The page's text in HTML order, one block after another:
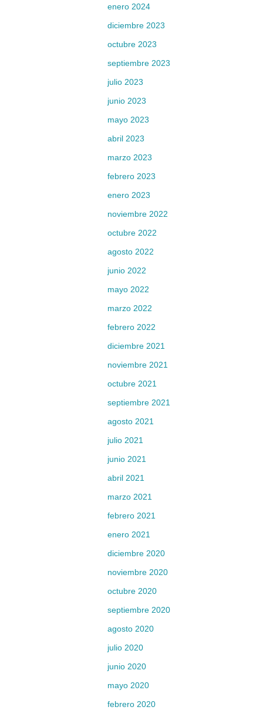
enero 2024
diciembre 2023
octubre 2023
septiembre 2023
julio 2023
junio 2023
mayo 2023
abril 2023
marzo 2023
febrero 2023
enero 2023
noviembre 2022
octubre 2022
agosto 2022
junio 2022
mayo 2022
marzo 2022
febrero 2022
diciembre 2021
noviembre 2021
octubre 2021
septiembre 2021
agosto 2021
julio 2021
junio 2021
abril 2021
marzo 2021
febrero 2021
enero 2021
diciembre 2020
noviembre 2020
octubre 2020
septiembre 2020
agosto 2020
julio 2020
junio 2020
mayo 2020
febrero 2020